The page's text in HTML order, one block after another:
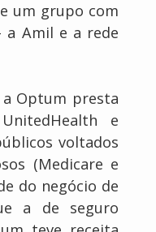
um grupo com
a Amil e a rede
a Optum presta
e
voltados
(Medicare e
do negócio de
a de seguro